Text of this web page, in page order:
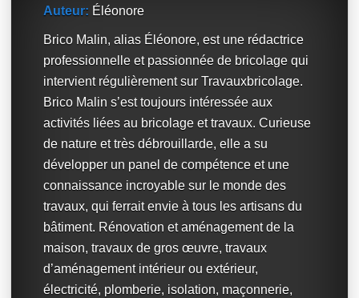
Auteur: Éléonore
Brico Malin, alias Éléonore, est une rédactrice
professionnelle et passionnée de bricolage qui
intervient régulièrement sur Travauxbricolage.
Brico Malin s’est toujours intéressée aux
activités liées au bricolage et travaux. Curieuse
de nature et très débrouillarde, elle a su
développer un panel de compétence et une
connaissance incroyable sur le monde des
travaux, qui ferrait envie à tous les artisans du
bâtiment. Rénovation et aménagement de la
maison, travaux de gros œuvre, travaux
d’aménagement intérieur ou extérieur,
électricité, plomberie, isolation, maçonnerie,